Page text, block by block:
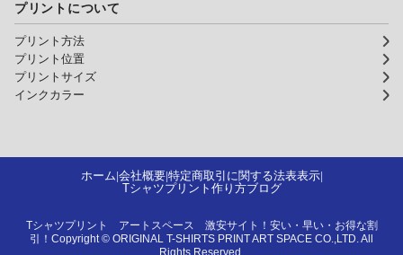
プリントについて
プリント方法
プリント位置
プリントサイズ
インクカラー
ホーム|会社概要|特定商取引に関する法表表示|
Tシャツプリント作り方ブログ
Tシャツプリント アートスペース 激安サイト！安い・早い・お得な割
引！Copyright © ORIGINAL T-SHIRTS PRINT ART SPACE CO.,LTD. All
Rights Reserved.